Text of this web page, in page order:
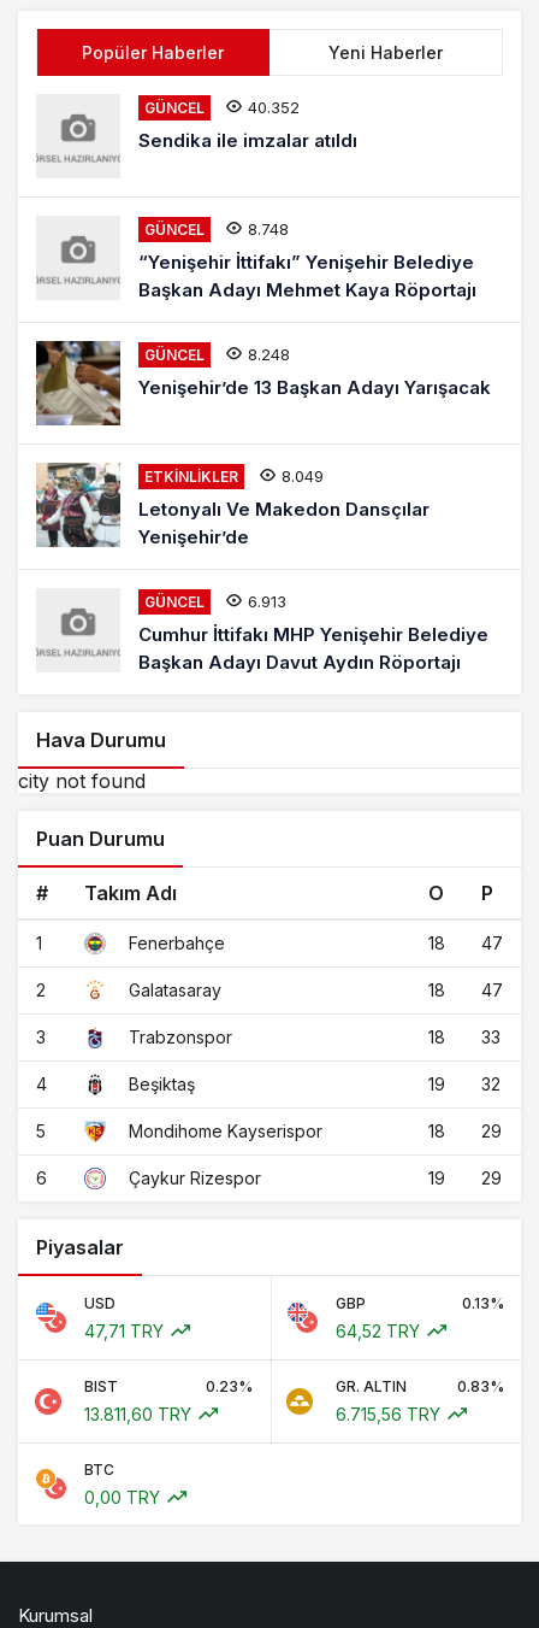
Popüler Haberler Yeni Haberler
GÜNCEL 40.352
Sendika ile imzalar atıldı
GÜNCEL 8.748
“Yenişehir İttifakı” Yenişehir Belediye
Başkan Adayı Mehmet Kaya Röportajı
GÜNCEL 8.248
Yenişehir’de 13 Başkan Adayı Yarışacak
ETKINLIKLER 8.049
Letonyalı Ve Makedon Dansçılar
Yenişehir’de
GÜNCEL 6.913
Cumhur İttifakı MHP Yenişehir Belediye
Başkan Adayı Davut Aydın Röportajı
Hava Durumu
city not found
Puan Durumu
# Takım Adı O P
1 Fenerbahçe 18 47
2 Galatasaray 18 47
3 Trabzonspor 18 33
4 Beşiktaş 19 32
5 Mondihome Kayserispor 18 29
6 Çaykur Rizespor 19 29
Piyasalar
USD
47,71 TRY
GBP 0.13%
64,52 TRY
BIST 0.23%
13.811,60 TRY
GR. ALTIN 0.83%
6.715,56 TRY
BTC
0,00 TRY
Kurumsal